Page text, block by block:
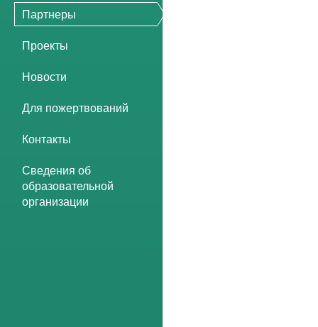
Партнеры
Проекты
Новости
Для пожертвований
Контакты
Сведения об
образовательной
организации